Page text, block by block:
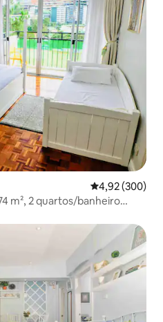
4,92 de uma
4,92 (300)
m², 2 quartos/banheiro